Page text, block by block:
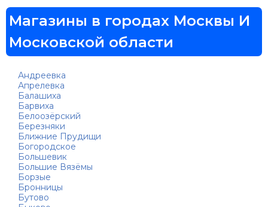
Магазины в городах Москвы И
Московской области
Андреевка
Апрелевка
Балашиха
Барвиха
Белоозёрский
Березняки
Ближние Прудищи
Богородское
Большевик
Большие Вязёмы
Борзые
Бронницы
Бутово